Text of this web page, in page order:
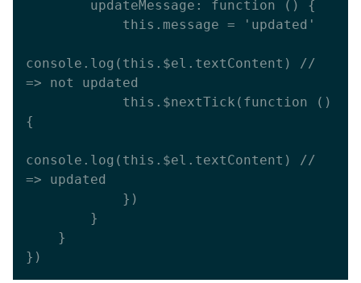
console.log(this.$el.textContent) //
=> not updated
{
console.log(this.$el.textContent) //
=> updated